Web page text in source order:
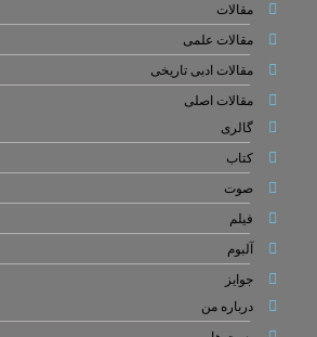
مقالات
مقالات علمی
مقالات ادبی تاریخی
مقالات اصلی
گالری
کتاب
صوت
فیلم
آلبوم
جوایز
درباره من